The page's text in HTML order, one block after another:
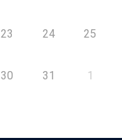
23 24 25
30 31 1